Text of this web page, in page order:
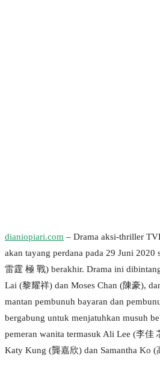
dianiopiari.com – Drama aksi-thriller
akan tayang perdana pada 29 Juni 2020
雷霆 極 戰) berakhir. Drama ini
Lai (黎耀祥) dan Moses Chan (陳豪),
mantan pembunuh bayaran dan
bergabung untuk menjatuhkan musuh
pemeran wanita termasuk Ali Lee (李佳
Katy Kung (龔嘉欣) dan Samantha Ko (